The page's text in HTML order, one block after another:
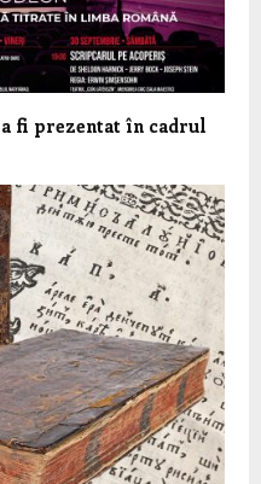
fi prezentat în cadrul